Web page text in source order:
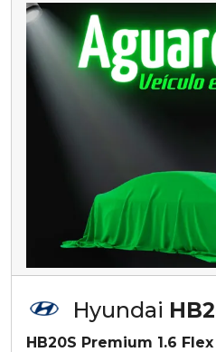
Hyundai
HB20S Premium 1.6